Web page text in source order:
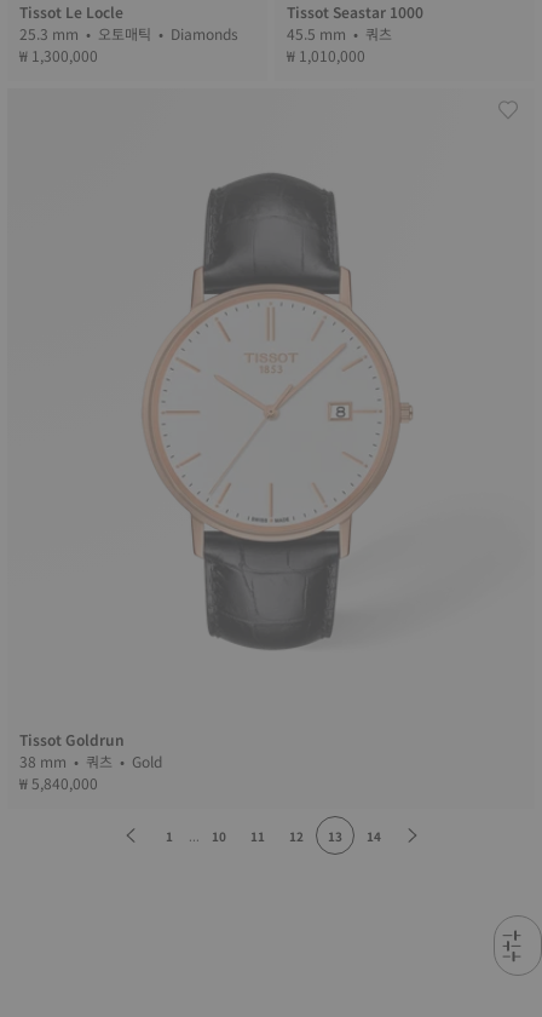
Tissot Le Locle
25.3 mm • 오토매틱 • Diamonds
₩ 1,300,000
Tissot Seastar 1000
45.5 mm • 쿼츠
₩ 1,010,000
Tissot Goldrun
38 mm • 쿼츠 • Gold
₩ 5,840,000
1 ... 10 11 12 13 14